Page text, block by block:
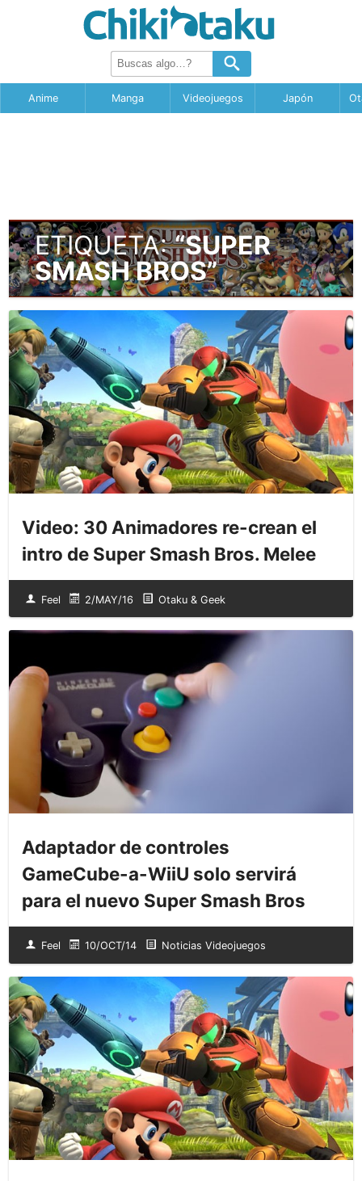
Anime Manga Videojuegos Japón
ETIQUETA:“SUPER
SMASH BROS”
Video: 30 Animadores re-crean el
intro de Super Smash Bros. Melee
Feel 2/MAY/16 Otaku & Geek
Adaptador de controles
GameCube-a-WiiU solo servirá
para el nuevo Super Smash Bros
Feel 10/OCT/14 Noticias Videojuegos